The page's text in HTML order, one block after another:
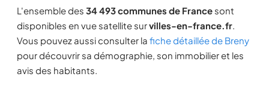
L'ensemble des 34 493 communes de France sont
disponibles en vue satellite survilles-en-france.fr.
Vous pouvez aussi consulter la fiche détaillée de Breny
pour découvrir sa démographie, son immobilier et les
avis des habitants.